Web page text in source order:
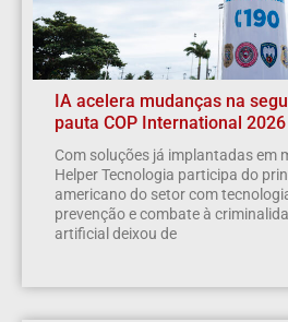
IA acelera mudanças na
pauta COP International 2026
Com soluções já implantadas em
Helper Tecnologia participa do
americano do setor com
prevenção e combate à
artificial deixou de